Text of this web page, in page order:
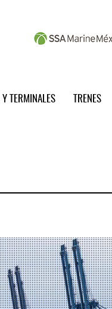
Y TERMINALES TRENES
MSC
...
12 JUL